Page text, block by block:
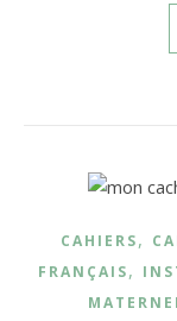
CAHIERS,
FRANÇAIS,